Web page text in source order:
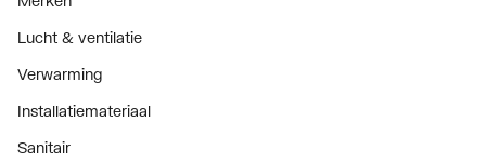
Lucht & ventilatie
Verwarming
Installatiemateriaal
Sanitair